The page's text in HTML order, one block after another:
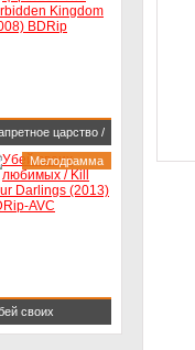
царство /
Forbidden
(2008)
своих
Мелодрамма